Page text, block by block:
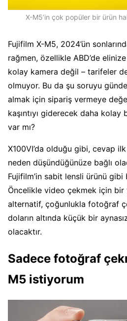
X-M5’in çok popüler bir ürün
Fujifilm X-M5, 2024’ün
rağmen, özellikle ABD’de
kolay kamera değil – tarifeler
olmuyor. Bu da şu soruyu
almak için sipariş vermeye
kaşıntıyı giderecek daha
var mı?
X100VI’da olduğu gibi, cevap
neden düşündüğünüze bağlı
Fujifilm’in sabit lensli ürünü
Öncelikle video çekmek için bir
alternatif, çoğunlukla fotoğraf
doların altında küçük bir
olacaktır.
Sadece fotoğraf
M5 istiyorum